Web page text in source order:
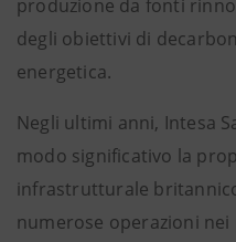
produzione da fonti
degli obiettivi di
energetica.
Negli ultimi anni, Intesa
modo significativo la
infrastrutturale
numerose operazioni